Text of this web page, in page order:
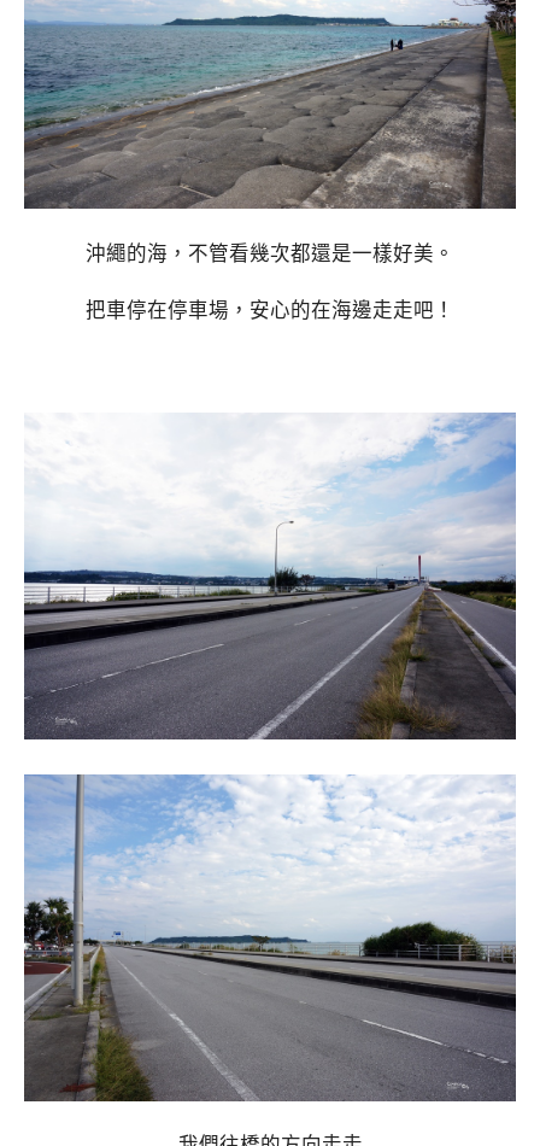
沖繩的海，不管看幾次都還是一樣好美。
把車停在停車場，安心的在海邊走走吧！